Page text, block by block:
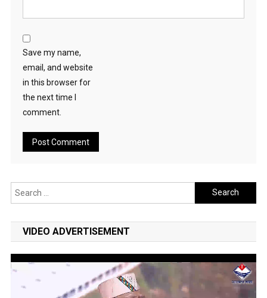
Save my name,
email, and website
in this browser for
the next time I
comment.
Search
for:
VIDEO ADVERTISEMENT
Video